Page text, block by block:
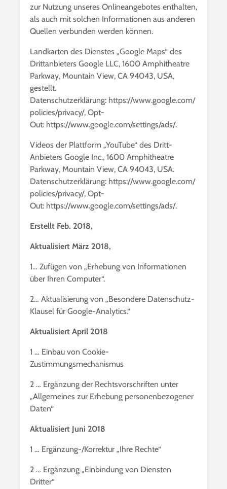
zur Nutzung unseres Onlineangebotes enthalten,
als auch mit solchen Informationen aus anderen
Quellen verbunden werden können.
Landkarten des Dienstes „Google Maps“ des
Drittanbieters Google LLC, 1600 Amphitheatre
Parkway, Mountain View, CA 94043, USA,
gestellt.
Datenschutzerklärung: https://www.google.com/
policies/privacy/, Opt-
Out: https://www.google.com/settings/ads/.
Videos der Plattform „YouTube“ des Dritt-
Anbieters Google Inc., 1600 Amphitheatre
Parkway, Mountain View, CA 94043, USA.
Datenschutzerklärung: https://www.google.com/
policies/privacy/, Opt-
Out: https://www.google.com/settings/ads/.
Erstellt Feb. 2018,
Aktualisiert März 2018,
1… Zufügen von „Erhebung von Informationen
über Ihren Computer“.
2… Aktualisierung von „Besondere Datenschutz-
Klausel für Google-Analytics.“
Aktualisiert April 2018
1 … Einbau von Cookie-
Zustimmungsmechanismus
2 … Ergänzung der Rechtsvorschriften unter
„Allgemeines zur Erhebung personenbezogener
Daten“
Aktualisiert Juni 2018
1 … Ergänzung-/Korrektur „Ihre Rechte“
2 … Ergänzung „Einbindung von Diensten
Dritter“